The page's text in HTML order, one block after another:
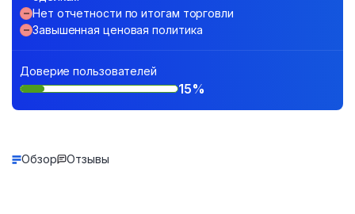
Нет отчетности по итогам торговли
Завышенная ценовая политика
Доверие пользователей
15%
Обзор Отзывы